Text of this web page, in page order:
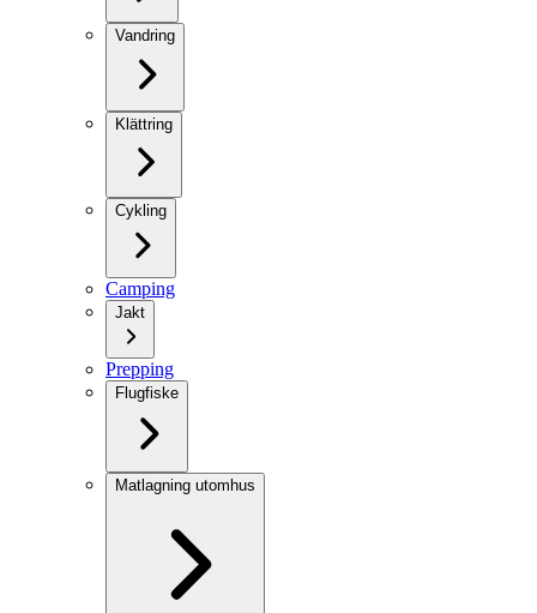
Vandring
Klättring
Cykling
Camping
Jakt
Prepping
Flugfiske
Matlagning utomhus